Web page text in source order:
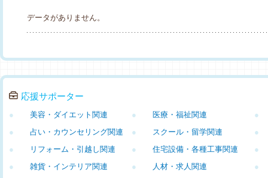
データがありません。
応援サポーター
美容・ダイエット関連
● 医療・福祉関連
●
●
占い・カウンセリング関連
● スクール・留学関連
●
●
リフォーム・引越し関連
● 住宅設備・各種工事関連
●
●
雑貨・インテリア関連
● 人材・求人関連
●
●